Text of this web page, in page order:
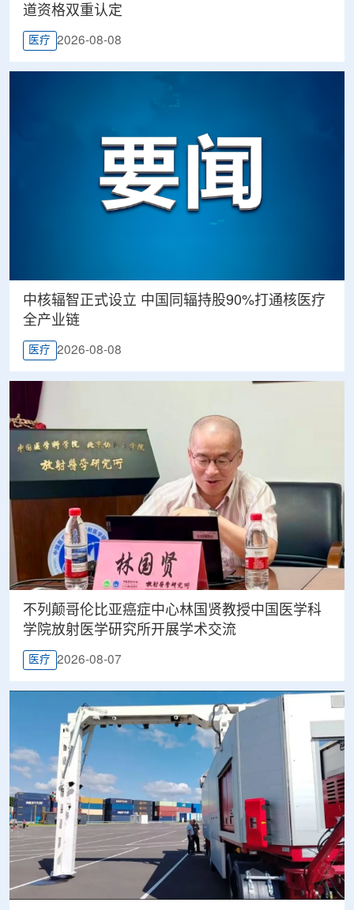
道资格双重认定
医疗 2026-08-08
中核辐智正式设立 中国同辐持股90%打通核医疗
全产业链
医疗 2026-08-08
不列颠哥伦比亚癌症中心林国贤教授中国医学科
学院放射医学研究所开展学术交流
医疗 2026-08-07